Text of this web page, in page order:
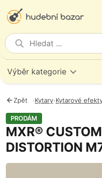
Výběr kategorie
Zpět ›Kytary›Kytarové
PRODÁM
MXR®
DISTORTION